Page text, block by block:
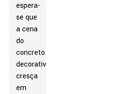
espera-
se que
a cena
do
concreto
decorativo
cresça
em